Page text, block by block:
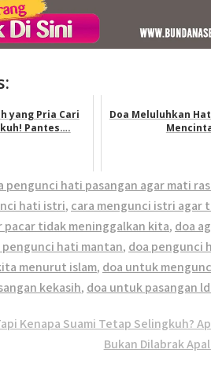
yang Pria Cari
Pantes….
Doa Meluluhkan
pengunci hati pasangan agar mati
hati istri, cara mengunci istri agar
pacar tidak meninggalkan kita, doa
pengunci hati mantan, doa pengunci
menurut islam, doa untuk
kekasih, doa untuk pasangan
Kenapa Suami Tetap Selingkuh?
Bukan Dilabrak